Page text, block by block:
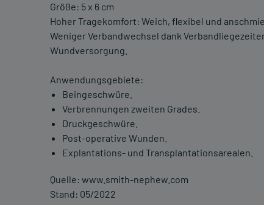
Größe: 5 x 6 cm
Hoher Tragekomfort: Weich, flexibel und
Weniger Verbandwechsel dank
Wundversorgung.
Anwendungsgebiete:
Beingeschwüre.
Verbrennungen zweiten Grades.
Druckgeschwüre.
Post-operative Wunden.
Explantations- und Transplantationsarealen.
Quelle: www.smith-nephew.com
Stand: 05/2022